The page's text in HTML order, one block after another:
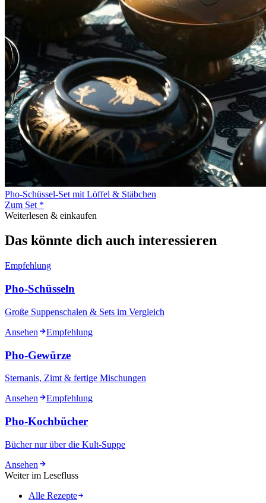
Pho-Schüssel-Set mit Löffel & Stäbchen
Zum Set *
Weiterlesen & einkaufen
Das könnte dich auch interessieren
Empfehlung
Pho-Schüsseln
Große Suppenschalen & Sets im Vergleich
Ansehen
Empfehlung
Pho-Gewürze
Sternanis, Zimt & fertige Mischungen
Ansehen
Empfehlung
Pho-Kochbücher
Bücher nur über die Kult-Suppe
Ansehen
Weiter im Lesefluss
Alle Rezepte